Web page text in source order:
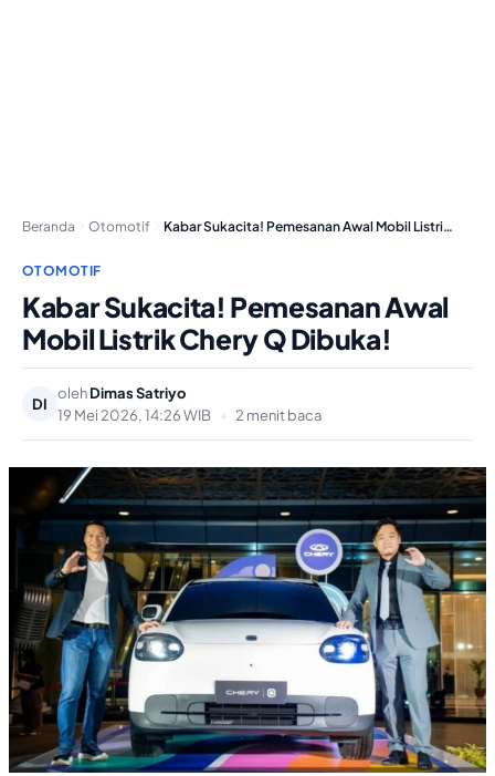
Beranda Otomotif Kabar Sukacita! Pemesanan Awal Mobil Listrik Chery Q…
OTOMOTIF
Kabar Sukacita! Pemesanan Awal
Mobil Listrik Chery Q Dibuka!
DI
olehDimas Satriyo
19 Mei 2026, 14:26 WIB
• 2 menit baca